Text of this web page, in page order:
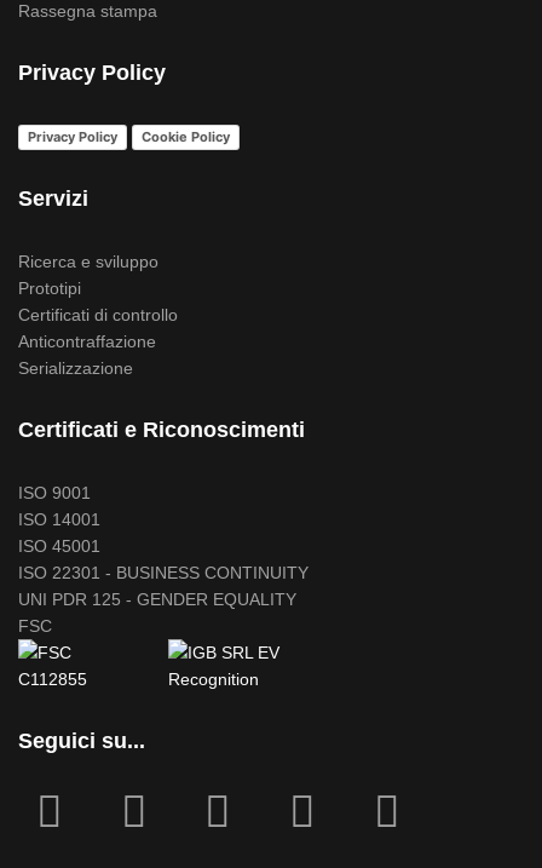
Rassegna stampa
Privacy Policy
Privacy Policy Cookie Policy
Servizi
Ricerca e sviluppo
Prototipi
Certificati di controllo
Anticontraffazione
Serializzazione
Certificati e Riconoscimenti
ISO 9001
ISO 14001
ISO 45001
ISO 22301 - BUSINESS CONTINUITY
UNI PDR 125 - GENDER EQUALITY
FSC
Seguici su...